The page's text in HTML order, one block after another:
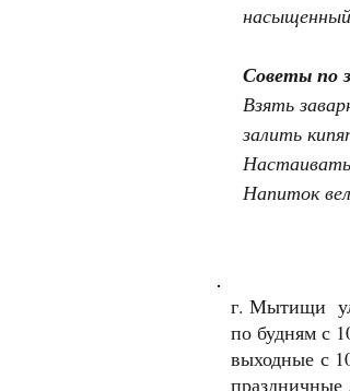
Советы по
Взять
залить
Напиток
г. Мытищи
по будням с
выходные с
праздничные